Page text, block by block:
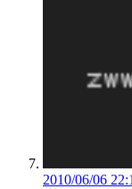
2010/06/06